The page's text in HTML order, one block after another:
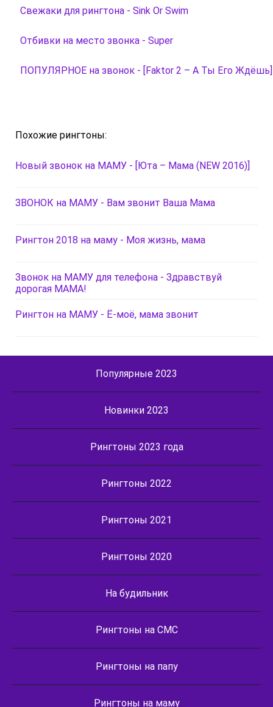
Свежаки для рингтона - Sink Or Swim
Отбивки на место звонка - Super
ПОПУЛЯРНОЕ на звонок - [Faktor 2 – А Ты Его Ждёшь]
Похожие рингтоны:
Новый звонок на МАМУ - [Юта – Мама (NEW 2016)]
ЗВОНОК на МАМУ - Вам звонит Ваша Мама
Рингтон 2018 на маму - Моя жизнь, мама
Звонок на МАМУ для телефона - Здравствуй
дорогая МАМА!
Рингтон на МАМУ - Ё-моё, мама звонит
Популярные 2023
Новинки 2023
Рингтоны 2023 года
Рингтоны 2022
Рингтоны 2021
Рингтоны 2020
На будильник
Рингтоны на СМС
Рингтоны на папу
Рингтоны на маму